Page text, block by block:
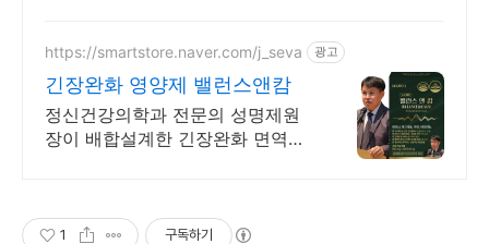
https://smartstore.naver.com/j_seva 광고
긴장완화 영양제 밸런스앤캄
정신건강의학과 전문의 성명제원
장이 배합설계한 긴장완화 면역기
1 구독하기